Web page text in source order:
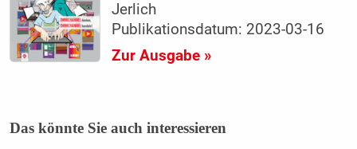
Jerlich
Publikationsdatum: 2023-03-16
Zur Ausgabe »
Das könnte Sie auch interessieren